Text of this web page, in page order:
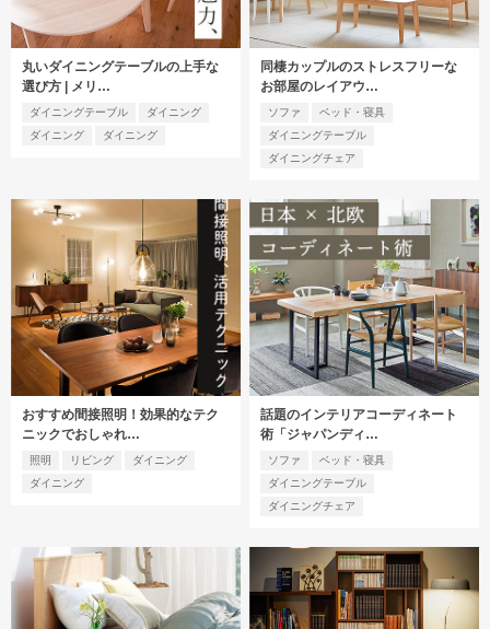
丸いダイニングテーブルの上手な
選び方 | メリ…
ダイニングテーブル
ダイニング
ダイニング
ダイニング
同棲カップルのストレスフリーな
お部屋のレイアウ…
ソファ
ベッド・寝具
ダイニングテーブル
ダイニングチェア
おすすめ間接照明！効果的なテク
ニックでおしゃれ…
照明 リビング
ダイニング
ダイニング
話題のインテリアコーディネート
術「ジャパンディ…
ソファ
ベッド・寝具
ダイニングテーブル
ダイニングチェア